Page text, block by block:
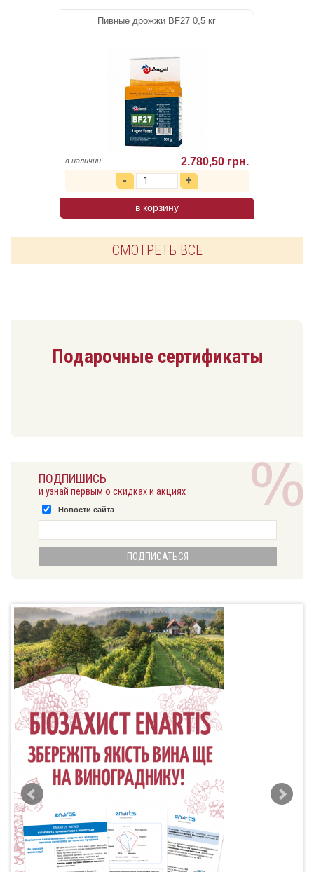
Пивные дрожжи BF27 0,5 кг
в наличии 2.780,50 грн.
в корзину
СМОТРЕТЬ ВСЕ
Подарочные сертификаты
ПОДПИШИСЬ
и узнай первым о скидках и акциях
Новости сайта